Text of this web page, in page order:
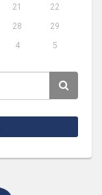
21
22
28
29
4 5